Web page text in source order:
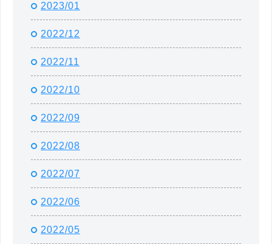
2023/01
2022/12
2022/11
2022/10
2022/09
2022/08
2022/07
2022/06
2022/05